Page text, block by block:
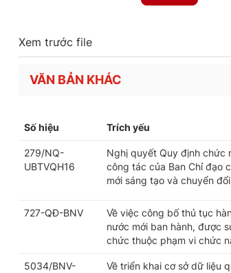
Xem trước file
VĂN BẢN KHÁC
Số hiệu Trích yếu
279/NQ-
UBTVQH16
Nghị quyết Quy định chức
công tác của Ban Chỉ đạo
mới sáng tạo và chuyển
727-QĐ-BNV
Về việc công bố thủ tục
nước mới ban hành, được
chức thuộc phạm vi chức
5034/BNV-
Về triển khai cơ sở dữ liệu